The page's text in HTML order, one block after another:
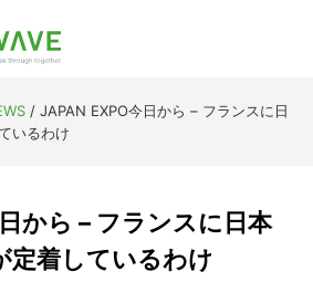
/ JAPAN EXPO今日から – フランスに日
いるわけ
から – フランスに日本
定着しているわけ
目キーワード
テレワーク